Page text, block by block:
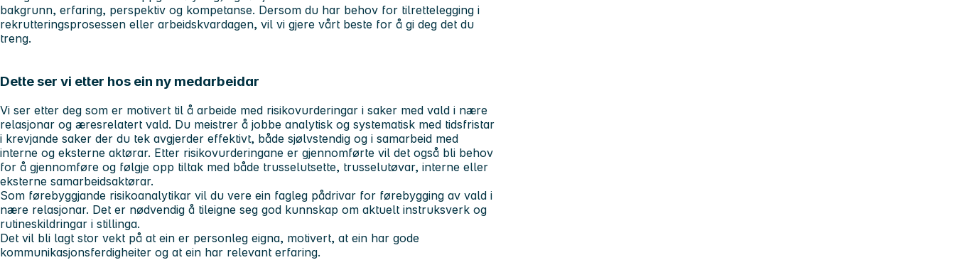
bakgrunn, erfaring, perspektiv og kompetanse. Dersom du har behov for tilrettelegging i
rekrutteringsprosessen eller arbeidskvardagen, vil vi gjere vårt beste for å gi deg det du
treng.
Dette ser vi etter hos ein ny medarbeidar
Vi ser etter deg som er motivert til å arbeide med risikovurderingar i saker med vald i nære
relasjonar og æresrelatert vald. Du meistrer å jobbe analytisk og systematisk med tidsfristar
i krevjande saker der du tek avgjerder effektivt, både sjølvstendig og i samarbeid med
interne og eksterne aktørar. Etter risikovurderingane er gjennomførte vil det også bli behov
for å gjennomføre og følgje opp tiltak med både trusselutsette, trusselutøvar, interne eller
eksterne samarbeidsaktørar.
Som førebyggjande risikoanalytikar vil du vere ein fagleg pådrivar for førebygging av vald i
nære relasjonar. Det er nødvendig å tileigne seg god kunnskap om aktuelt instruksverk og
rutineskildringar i stillinga.
Det vil bli lagt stor vekt på at ein er personleg eigna, motivert, at ein har gode
kommunikasjonsferdigheiter og at ein har relevant erfaring.